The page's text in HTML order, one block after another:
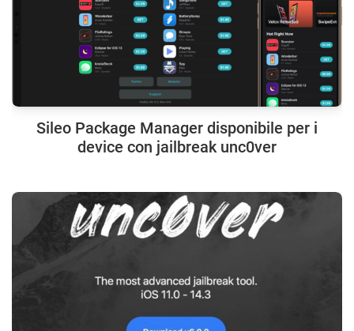
Sileo Package Manager disponibile per i
device con jailbreak unc0ver